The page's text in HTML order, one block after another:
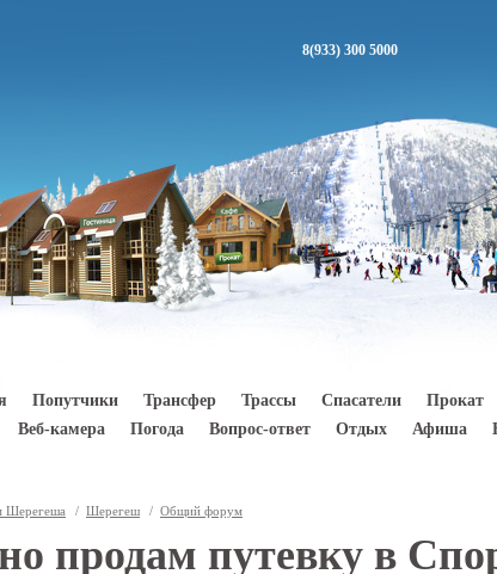
8(933) 300 5000
Попутчики Трансфер Трассы Спасатели Прокат
Веб-камера Погода Вопрос-ответ Отдых Афиша
Шерегеша / Шерегеш / Общий форум
продам путевку в